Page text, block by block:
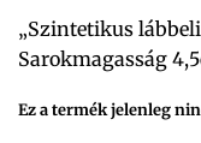
„Szintetikus lábbeli
Sarokmagasság
Ez a termék jelenleg